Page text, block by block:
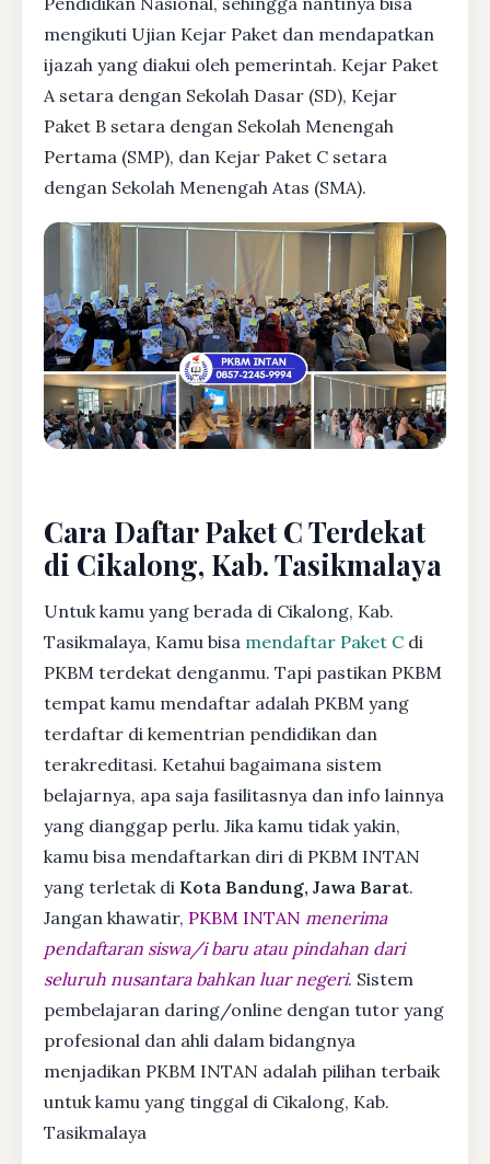
mengikuti Ujian Kejar Paket dan mendapatkan
ijazah yang diakui oleh pemerintah. Kejar Paket
A setara dengan Sekolah Dasar (SD), Kejar
Paket B setara dengan Sekolah Menengah
Pertama (SMP), dan Kejar Paket C setara
dengan Sekolah Menengah Atas (SMA).
Cara Daftar Paket C Terdekat
di Cikalong, Kab. Tasikmalaya
Untuk kamu yang berada di Cikalong, Kab.
Tasikmalaya, Kamu bisa mendaftar Paket C di
PKBM terdekat denganmu. Tapi pastikan PKBM
tempat kamu mendaftar adalah PKBM yang
terdaftar di kementrian pendidikan dan
terakreditasi. Ketahui bagaimana sistem
belajarnya, apa saja fasilitasnya dan info lainnya
yang dianggap perlu. Jika kamu tidak yakin,
kamu bisa mendaftarkan diri di PKBM INTAN
yang terletak di Kota Bandung, Jawa Barat.
Jangan khawatir, PKBM INTAN menerima
pendaftaran siswa/i baru atau pindahan dari
seluruh nusantara bahkan luar negeri. Sistem
pembelajaran daring/online dengan tutor yang
profesional dan ahli dalam bidangnya
menjadikan PKBM INTAN adalah pilihan terbaik
untuk kamu yang tinggal di Cikalong, Kab.
Tasikmalaya